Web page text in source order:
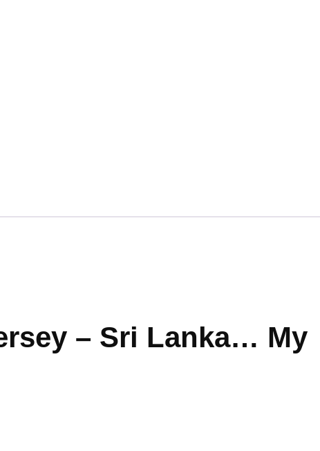
– Sri Lanka… My